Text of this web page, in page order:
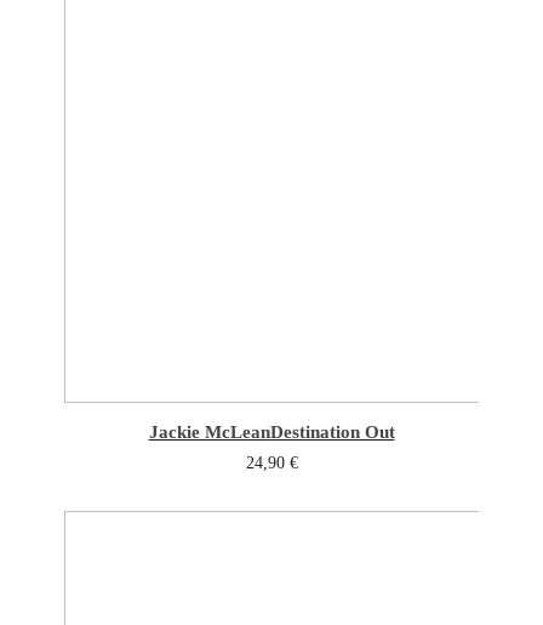
Jackie McLeanDestination Out
24,90 €